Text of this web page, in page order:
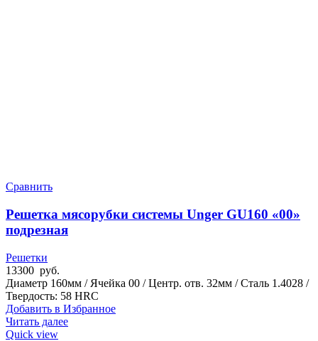
Сравнить
Решетка мясорубки системы Unger GU160 «00»
подрезная
Решетки
13300 руб.
Диаметр 160мм / Ячейка 00 / Центр. отв. 32мм / Сталь 1.4028 /
Твердость: 58 HRC
Добавить в Избранное
Читать далее
Quick view